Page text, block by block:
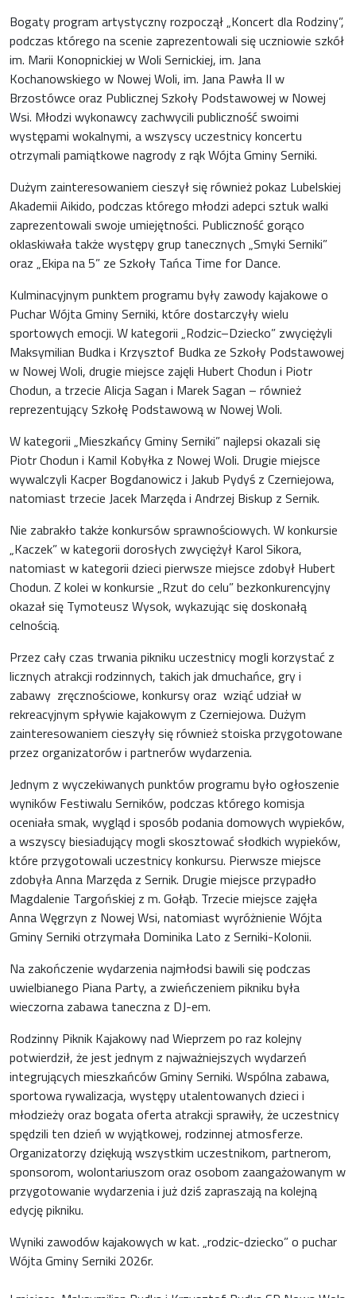
Bogaty program artystyczny rozpoczął „Koncert dla Rodziny”,
podczas którego na scenie zaprezentowali się uczniowie szkół
im. Marii Konopnickiej w Woli Sernickiej, im. Jana
Kochanowskiego w Nowej Woli, im. Jana Pawła II w
Brzostówce oraz Publicznej Szkoły Podstawowej w Nowej
Wsi. Młodzi wykonawcy zachwycili publiczność swoimi
występami wokalnymi, a wszyscy uczestnicy koncertu
otrzymali pamiątkowe nagrody z rąk Wójta Gminy Serniki.
Dużym zainteresowaniem cieszył się również pokaz Lubelskiej
Akademii Aikido, podczas którego młodzi adepci sztuk walki
zaprezentowali swoje umiejętności. Publiczność gorąco
oklaskiwała także występy grup tanecznych „Smyki Serniki”
oraz „Ekipa na 5” ze Szkoły Tańca Time for Dance.
Kulminacyjnym punktem programu były zawody kajakowe o
Puchar Wójta Gminy Serniki, które dostarczyły wielu
sportowych emocji. W kategorii „Rodzic–Dziecko” zwyciężyli
Maksymilian Budka i Krzysztof Budka ze Szkoły Podstawowej
w Nowej Woli, drugie miejsce zajęli Hubert Chodun i Piotr
Chodun, a trzecie Alicja Sagan i Marek Sagan – również
reprezentujący Szkołę Podstawową w Nowej Woli.
W kategorii „Mieszkańcy Gminy Serniki” najlepsi okazali się
Piotr Chodun i Kamil Kobyłka z Nowej Woli. Drugie miejsce
wywalczyli Kacper Bogdanowicz i Jakub Pydyś z Czerniejowa,
natomiast trzecie Jacek Marzęda i Andrzej Biskup z Sernik.
Nie zabrakło także konkursów sprawnościowych. W konkursie
„Kaczek” w kategorii dorosłych zwyciężył Karol Sikora,
natomiast w kategorii dzieci pierwsze miejsce zdobył Hubert
Chodun. Z kolei w konkursie „Rzut do celu” bezkonkurencyjny
okazał się Tymoteusz Wysok, wykazując się doskonałą
celnością.
Przez cały czas trwania pikniku uczestnicy mogli korzystać z
licznych atrakcji rodzinnych, takich jak dmuchańce, gry i
zabawy zręcznościowe, konkursy oraz wziąć udział w
rekreacyjnym spływie kajakowym z Czerniejowa. Dużym
zainteresowaniem cieszyły się również stoiska przygotowane
przez organizatorów i partnerów wydarzenia.
Jednym z wyczekiwanych punktów programu było ogłoszenie
wyników Festiwalu Serników, podczas którego komisja
oceniała smak, wygląd i sposób podania domowych wypieków,
a wszyscy biesiadujący mogli skosztować słodkich wypieków,
które przygotowali uczestnicy konkursu. Pierwsze miejsce
zdobyła Anna Marzęda z Sernik. Drugie miejsce przypadło
Magdalenie Targońskiej z m. Gołąb. Trzecie miejsce zajęła
Anna Węgrzyn z Nowej Wsi, natomiast wyróżnienie Wójta
Gminy Serniki otrzymała Dominika Lato z Serniki-Kolonii.
Na zakończenie wydarzenia najmłodsi bawili się podczas
uwielbianego Piana Party, a zwieńczeniem pikniku była
wieczorna zabawa taneczna z DJ-em.
Rodzinny Piknik Kajakowy nad Wieprzem po raz kolejny
potwierdził, że jest jednym z najważniejszych wydarzeń
integrujących mieszkańców Gminy Serniki. Wspólna zabawa,
sportowa rywalizacja, występy utalentowanych dzieci i
młodzieży oraz bogata oferta atrakcji sprawiły, że uczestnicy
spędzili ten dzień w wyjątkowej, rodzinnej atmosferze.
Organizatorzy dziękują wszystkim uczestnikom, partnerom,
sponsorom, wolontariuszom oraz osobom zaangażowanym w
przygotowanie wydarzenia i już dziś zapraszają na kolejną
edycję pikniku.
Wyniki zawodów kajakowych w kat. „rodzic-dziecko” o puchar
Wójta Gminy Serniki 2026r.